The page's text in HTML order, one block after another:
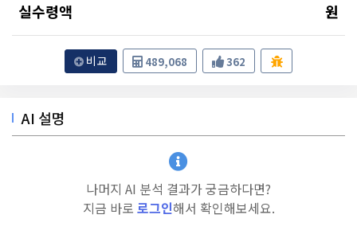
실수령액 원
비교 489,068 362
AI 설명
나머지 AI 분석 결과가 궁금하다면?
지금 바로 로그인해서 확인해보세요.